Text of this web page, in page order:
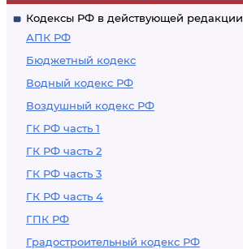
Кодексы РФ в действующей редакции
АПК РФ
Бюджетный кодекс
Водный кодекс РФ
Воздушный кодекс РФ
ГК РФ часть 1
ГК РФ часть 2
ГК РФ часть 3
ГК РФ часть 4
ГПК РФ
Градостроительный кодекс РФ